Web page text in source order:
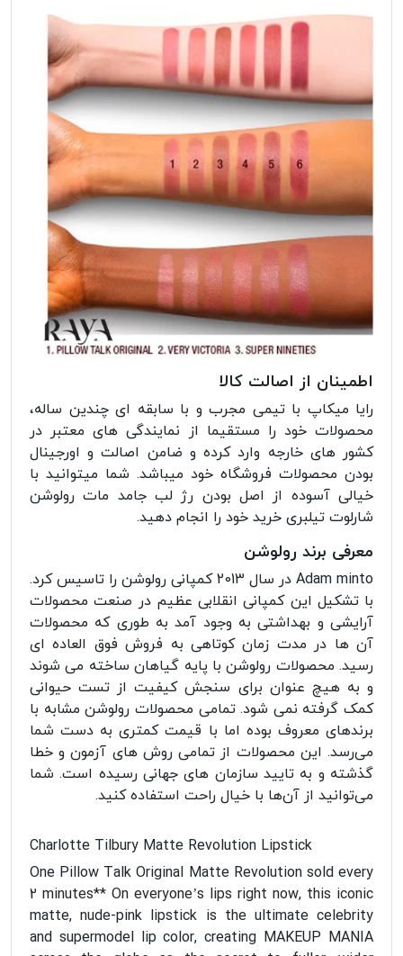
اطمینان از اصالت کالا
رایا میکاپ با تیمی مجرب و با سابقه ای چندین ساله،
محصولات خود را مستقیما از نمایندگی های معتبر در
کشور های خارجه وارد کرده و ضامن اصالت و اورجینال
بودن محصولات فروشگاه خود میباشد. شما میتوانید با
خیالی آسوده از اصل بودن رژ لب جامد مات رولوشن
شارلوت تیلبری خرید خود را انجام دهید.
معرفی برند رولوشن
Adam minto در سال 2013 کمپانی رولوشن را تاسیس کرد.
با تشکیل این کمپانی انقلابی عظیم در صنعت محصولات
آرایشی و بهداشتی به وجود آمد به طوری که محصولات
آن ها در مدت زمان کوتاهی به فروش فوق العاده ای
رسید. محصولات رولوشن با پایه گیاهان ساخته می شوند
و به هیچ عنوان برای سنجش کیفیت از تست حیوانی
کمک گرفته نمی شود. تمامی محصولات رولوشن مشابه با
برندهای معروف بوده اما با قیمت کمتری به دست شما
می‌رسد. این محصولات از تمامی روش های آزمون و خطا
گذشته و به تایید سازمان های جهانی رسیده است. شما
می‌توانید از آن‌ها با خیال راحت استفاده کنید.
Charlotte Tilbury Matte Revolution Lipstick
One Pillow Talk Original Matte Revolution sold every
2 minutes** On everyone’s lips right now, this iconic
matte, nude-pink lipstick is the ultimate celebrity
and supermodel lip color, creating MAKEUP MANIA